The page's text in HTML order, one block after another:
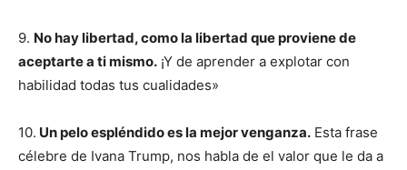
9. No hay libertad, como la libertad que proviene de
aceptarte a ti mismo. ¡Y de aprender a explotar con
habilidad todas tus cualidades»
10. Un pelo espléndido es la mejor venganza. Esta frase
célebre de Ivana Trump, nos habla de el valor que le da a